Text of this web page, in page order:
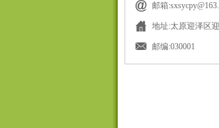
邮箱
地址:太原迎泽区
邮编:030001